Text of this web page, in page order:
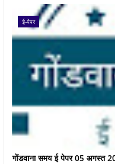
ई-पेपर
गोंडवाना समय ई पेपर 05 अगस्त